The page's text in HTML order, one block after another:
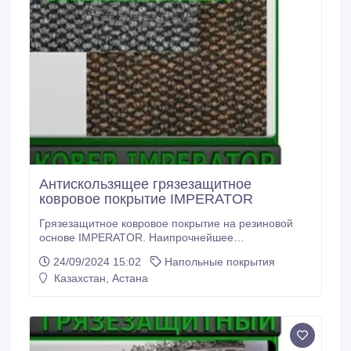
Антискользящее грязезащитное
ковровое покрытие IMPERATOR
Грязезащитное ковровое покрытие на резиновой
основе IMPERATOR. Наипрочнейшее
для “3й ступени грязезащиты” - фойе, вестибюли,
тамбуры. Покрытие представляет собой прочное
керамической плитке и мраморе.
24/09/2024 15:02
Напольные покрытия
Казахстан, Астана